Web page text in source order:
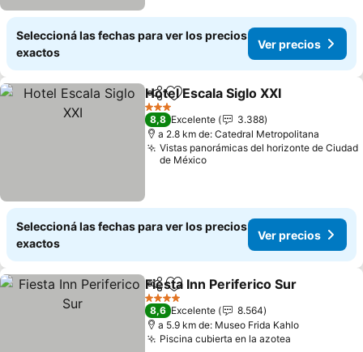
Seleccioná las fechas para ver los precios
exactos
Ver precios
CompartirAñadir a favoritos
Hotel Escala Siglo XXI
3 Estrellas
8,8 Excelente
3.388
a 2.8 km de: Catedral Metropolitana
Vistas panorámicas del horizonte de Ciudad
de México
Seleccioná las fechas para ver los precios
exactos
Ver precios
CompartirAñadir a favoritos
Fiesta Inn Periferico Sur
4 Estrellas
8,6 Excelente
8.564
a 5.9 km de: Museo Frida Kahlo
Piscina cubierta en la azotea